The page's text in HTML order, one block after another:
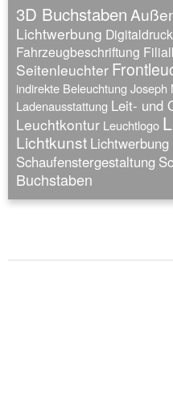
3D Buchstaben
Lichtwerbung Digitaldruck
Fahrzeugbeschriftung
Seitenleuchter
indirekte Beleuchtung Joseph
Ladenausstattung Leit- und
Leuchtkontur Leuchtlogo
Lichtkunst Lichtwerbung
Schaufenstergestaltung
Buchstaben